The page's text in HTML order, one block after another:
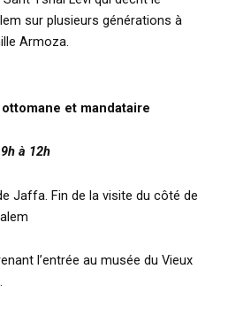
sur plusieurs générations à
Armoza.
et mandataire
à 12h
Jaffa. Fin de la visite du côté de
l’entrée au musée du Vieux